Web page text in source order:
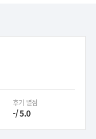
후기 별점
-/ 5.0